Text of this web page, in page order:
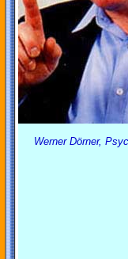
Werner Dörner,